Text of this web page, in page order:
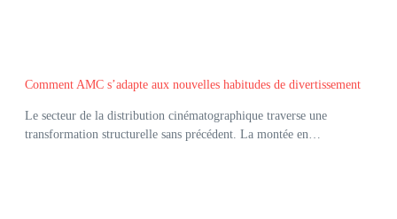
Comment AMC s’adapte aux nouvelles habitudes de divertissement
Le secteur de la distribution cinématographique traverse une
transformation structurelle sans précédent. La montée en…